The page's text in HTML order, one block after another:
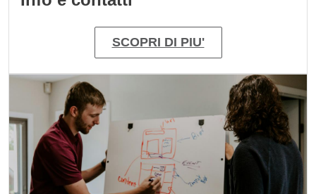
SCOPRI DI PIU'
Immagine